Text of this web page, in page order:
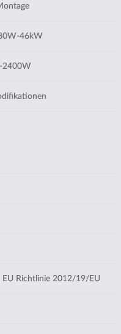
46kW
2400W
EU Richtlinie 2012/19/EU